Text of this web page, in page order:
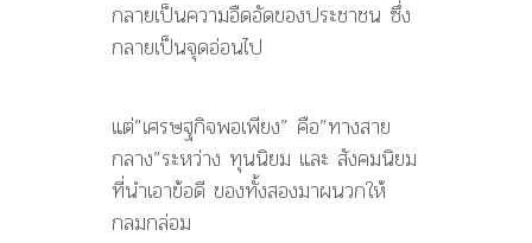
กลายเป็นความอืดอัดของประชาชน ซึ่ง
กลายเป็นจุดอ่อนไป
แต่”เศรษฐกิจพอเพียง” คือ”ทางสาย
กลาง”ระหว่าง ทุนนิยม และ สังคมนิยม
ที่นำเอาข้อดี ของทั้งสองมาผนวกให้
กลมกล่อม